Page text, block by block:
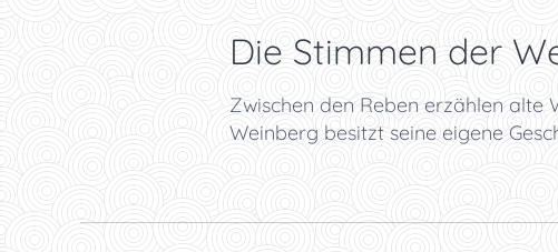
Die Stimmen der
Zwischen den Reben erzählen alte
Weinberg besitzt seine eigene